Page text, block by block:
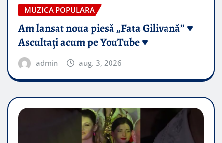
MUZICA POPULARA
Am lansat noua piesă „Fata Gilivană” ♥️
Ascultați acum pe YouTube ♥️
admin aug. 3, 2026